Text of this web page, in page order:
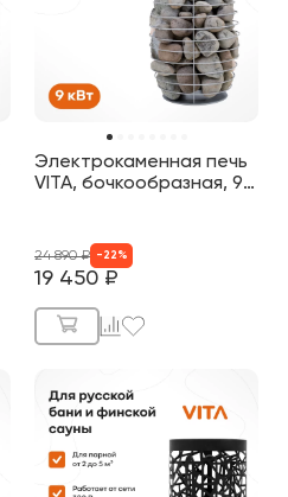
Электрокаменная печь
VITA, бочкообразная, 9
19 450 ₽
24 890₽ - 22 %